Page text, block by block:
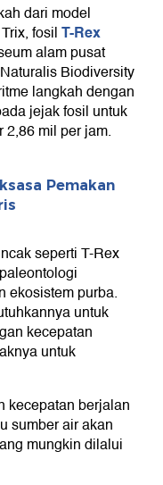
dari model
fosilT-Rex
alam pusat
Biodiversity
langkah dengan
jejak fosil untuk
mil per jam.
Pemakan
seperti T-Rex
ekosistem purba.
untuk
kecepatan
untuk
kecepatan berjalan
sumber air akan
mungkin dilalui